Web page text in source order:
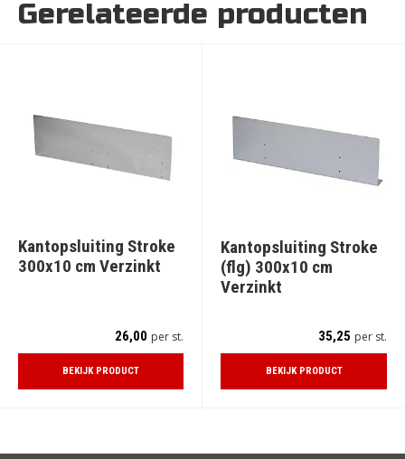
Gerelateerde producten
Kantopsluiting Stroke
300x10 cm Verzinkt
26,00 per st.
BEKIJK PRODUCT
Kantopsluiting Stroke
(flg) 300x10 cm
Verzinkt
35,25 per st.
BEKIJK PRODUCT